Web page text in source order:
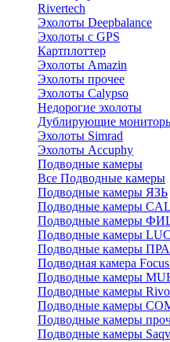
Rivertech
Эхолоты Deepbalance
Эхолоты с GPS
Картплоттер
Эхолоты Amazin
Эхолоты прочее
Эхолоты Calypso
Недорогие эхолоты
Дублирующие
Эхолоты Simrad
Эхолоты Accuphy
Подводные камеры
Все Подводные камеры
Подводные камеры ЯЗЬ
Подводные камеры
Подводные камеры
Подводные камеры
Подводные камеры
Подводная камера
Подводные камеры
Подводные камеры
Подводные камеры
Подводные камеры
Подводные камеры